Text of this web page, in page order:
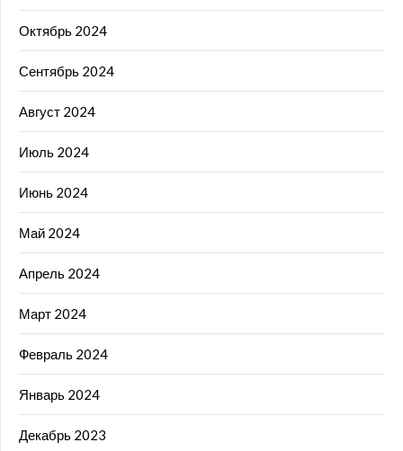
Октябрь 2024
Сентябрь 2024
Август 2024
Июль 2024
Июнь 2024
Май 2024
Апрель 2024
Март 2024
Февраль 2024
Январь 2024
Декабрь 2023